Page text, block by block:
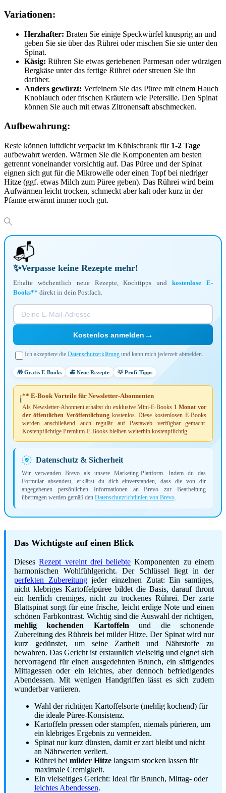
Variationen:
Herzhafter: Braten Sie einige Speckwürfel knusprig an und
geben Sie sie über das Rührei oder mischen Sie sie unter den
Spinat.
Käsig: Rühren Sie etwas geriebenen Parmesan oder würzigen
Bergkäse unter das fertige Rührei oder streuen Sie ihn
darüber.
Anders gewürzt: Verfeinern Sie das Püree mit einem Hauch
Knoblauch oder frischen Kräutern wie Petersilie. Den Spinat
können Sie auch mit etwas Zitronensaft abschmecken.
Aufbewahrung:
Reste können luftdicht verpackt im Kühlschrank für 1-2 Tage
aufbewahrt werden. Wärmen Sie die Komponenten am besten
getrennt voneinander vorsichtig auf. Das Püree und der Spinat
eignen sich gut für die Mikrowelle oder einen Topf bei niedriger
Hitze (ggf. etwas Milch zum Püree geben). Das Rührei wird beim
Aufwärmen leicht trocken, schmeckt aber kalt oder kurz in der
Pfanne erwärmt immer noch gut.
📬
✨Verpasse keine Rezepte mehr!
Erhalte wöchentlich neue Rezepte, Kochtipps undkostenlose E-
Books** direkt in dein Postfach.
Kostenlos anmelden →
Ich akzeptiere die Datenschutzerklärung und kann mich jederzeit abmelden.
🎁 Gratis E-Books 🍝 Neue Rezepte 💡 Profi-Tipps
ℹ️** E-Book Vorteile für Newsletter-Abonnenten
Als Newsletter-Abonnent erhältst du exklusive Mini-E-Books 1 Monat vor
der öffentlichen Veröffentlichungkostenlos. Diese kostenlosen E-Books
werden anschließend auch regulär auf Pastaweb verfügbar gemacht.
Kostenpflichtige Premium-E-Books bleiben weiterhin kostenpflichtig.
Datenschutz & Sicherheit
Wir verwenden Brevo als unsere Marketing-Plattform. Indem du das
Formular absendest, erklärst du dich einverstanden, dass die von dir
angegebenen persönlichen Informationen an Brevo zur Bearbeitung
übertragen werden gemäß den Datenschutzrichtlinien von Brevo.
Das Wichtigste auf einen Blick
DiesesRezept vereint drei beliebte Komponenten zu einem
harmonischen Wohlfühlgericht. Der Schlüssel liegt in der
perfekten Zubereitungjeder einzelnen Zutat: Ein samtiges,
nicht klebriges Kartoffelpüree bildet die Basis, darauf thront
ein herrlich cremiges, nicht zu trockenes Rührei. Der zarte
Blattspinat sorgt für eine frische, leicht erdige Note und einen
schönen Farbkontrast. Wichtig sind die Auswahl der richtigen,
mehlig kochenden Kartoffeln und die schonende
Zubereitung des Rühreis bei milder Hitze. Der Spinat wird nur
kurz gedünstet, um seine Zartheit und Nährstoffe zu
bewahren. Das Gericht ist erstaunlich vielseitig und eignet sich
hervorragend für einen ausgedehnten Brunch, ein sättigendes
Mittagessen oder ein leichtes, aber dennoch befriedigendes
Abendessen. Mit wenigen Handgriffen lässt es sich zudem
wunderbar variieren.
Wahl der richtigen Kartoffelsorte (mehlig kochend) für
die ideale Püree-Konsistenz.
Kartoffeln pressen oder stampfen, niemals pürieren, um
ein klebriges Ergebnis zu vermeiden.
Spinat nur kurz dünsten, damit er zart bleibt und nicht
an Nährwerten verliert.
Rührei bei milder Hitze langsam stocken lassen für
maximale Cremigkeit.
Ein vielseitiges Gericht: Ideal für Brunch, Mittag- oder
leichtes Abendessen.